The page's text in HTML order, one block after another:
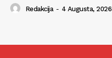
Redakcija - 4 Augusta, 2026